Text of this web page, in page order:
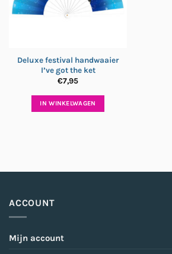
Deluxe festival handwaaier
I’ve got the ket
€7,95
IN WINKELWAGEN
ACCOUNT
Mijn account